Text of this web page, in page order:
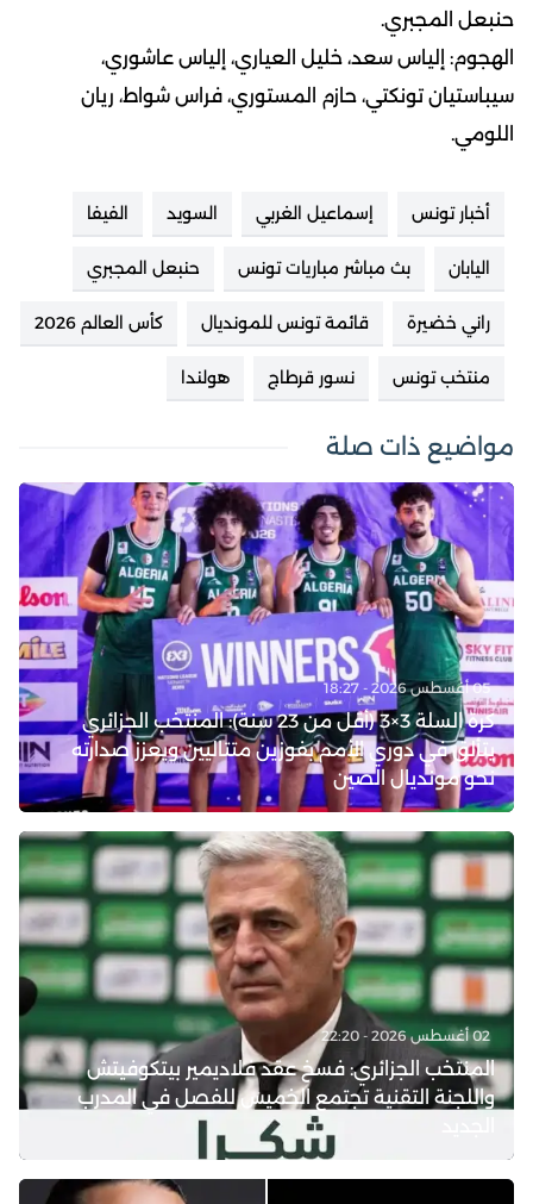
حنبعل المجبري.
الهجوم: إلياس سعد، خليل العياري، إلياس عاشوري،
سيباستيان تونكتي، حازم المستوري، فراس شواط، ريان
اللومي.
أخبار تونس إسماعيل الغربي السويد الفيفا
اليابان بث مباشر مباريات تونس حنبعل المجبري
راني خضيرة قائمة تونس للمونديال كأس العالم 2026
منتخب تونس نسور قرطاج هولندا
مواضيع ذات صلة
05 أغسطس 2026 - 18:27
كرة السلة 3×3 (أقل من 23 سنة): المنتخب الجزائري
يتألق في دوري الأمم بفوزين متتاليين ويعزز صدارته
نحو مونديال الصين
02 أغسطس 2026 - 22:20
المنتخب الجزائري: فسخ عقد فلاديمير بيتكوفيتش
واللجنة التقنية تجتمع الخميس للفصل في المدرب